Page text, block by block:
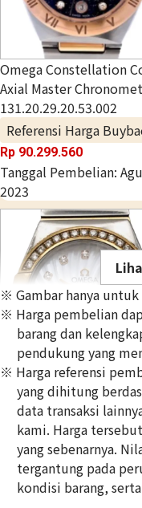
Omega Constellation
Axial Master
131.20.29.20.53.002
Referensi Harga
Rp 90.299.560
Tanggal Pembelian:
2023
Omega Constellation
123.25.27.60.55.006
Referensi Harga
Rp 44.813.360
Tanggal Pembelian:
September 2025
※ Gambar hanya
※ Harga pembelian
barang dan
pendukung yang
※ Harga referensi
yang dihitung
data transaksi
kami. Harga
yang sebenarnya.
tergantung pada
kondisi barang,